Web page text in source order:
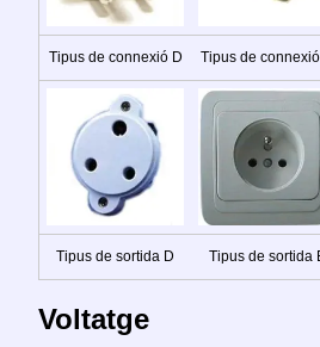
Tipus de connexió D Tipus de
Tipus de sortida D Tipus de sortida
Voltatge